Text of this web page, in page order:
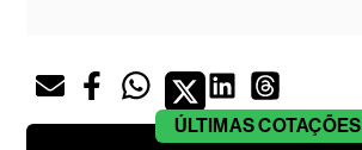
ÚLTIMASCOTAÇÕES